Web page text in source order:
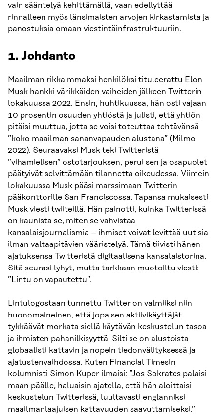
vain sääntelyä kehittämällä, vaan edellyttää
rinnalleen myös länsimaisten arvojen kirkastamista ja
panostuksia omaan viestintäinfrastruktuuriin.
1. Johdanto
Maailman rikkaimmaksi henkilöksi tituleerattu Elon
Musk hankki värikkäiden vaiheiden jälkeen Twitterin
lokakuussa 2022. Ensin, huhtikuussa, hän osti vajaan
10 prosentin osuuden yhtiöstä ja julisti, että yhtiön
pitäisi muuttua, jotta se voisi toteuttaa tehtävänsä
”koko maailman sananvapauden alustana” (Milmo
2022). Seuraavaksi Musk teki Twitteristä
”vihamielisen” ostotarjouksen, perui sen ja osapuolet
päätyivät selvittämään tilannetta oikeudessa. Viimein
lokakuussa Musk pääsi marssimaan Twitterin
pääkonttorille San Franciscossa. Tapansa mukaisesti
Musk viesti twiiteillä. Hän painotti, kuinka Twitterissä
on kaunista se, miten se vahvistaa
kansalaisjournalismia – ihmiset voivat levittää uutisia
ilman valtaapitävien vääristelyä. Tämä tiivisti hänen
ajatuksensa Twitteristä digitaalisena kansalaistorina.
Sitä seurasi lyhyt, mutta tarkkaan muotoiltu viesti:
”Lintu on vapautettu”.
Lintulogostaan tunnettu Twitter on valmiiksi niin
huonomaineinen, että jopa sen aktiivikäyttäjät
tykkäävät morkata siellä käytävän keskustelun tasoa
ja ihmisten pahanilkisyyttä. Silti se on alustoista
globaalisti kattavin ja nopein tiedonvälityksessä ja
ajatustenvaihdossa. Kuten Financial Timesin
kolumnisti Simon Kuper ilmaisi: ”Jos Sokrates palaisi
maan päälle, haluaisin ajatella, että hän aloittaisi
keskustelun Twitterissä, luultavasti englanniksi
maailmanlaajuisen kattavuuden saavuttamiseksi.”